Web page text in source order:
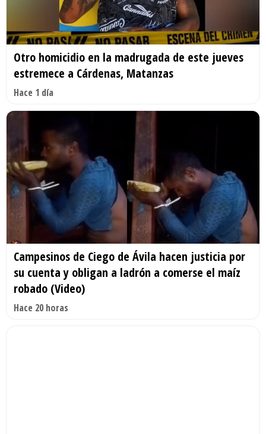
Otro homicidio en la madrugada de este jueves
estremece a Cárdenas, Matanzas
Hace 1 día
Campesinos de Ciego de Ávila hacen justicia por
su cuenta y obligan a ladrón a comerse el maíz
robado (Video)
Hace 20 horas